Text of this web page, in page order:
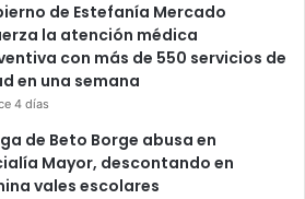
de Estefanía Mercado
la atención médica
con más de 550 servicios de
en una semana
4 días
de Beto Borge abusa en
Mayor, descontando en
vales escolares